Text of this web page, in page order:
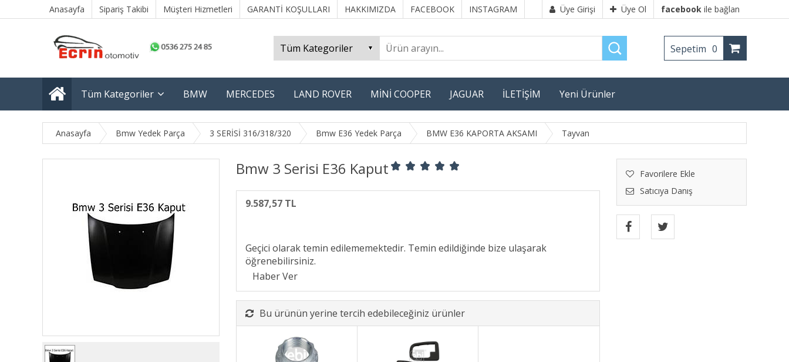
Anasayfa Sipariş Takibi Müşteri Hizmetleri GARANTİ KOŞULLARI HAKKIMIZDA FACEBOOK INSTAGRAM Üye Girişi Üye Ol facebook ile bağlan
Sepetim 0
Tüm Kategoriler BMW MERCEDES LAND ROVER MİNİ COOPER JAGUAR İLETİŞİM Yeni Ürünler
Anasayfa Bmw Yedek Parça 3 SERİSİ 316/318/320 Bmw E36 Yedek Parça BMW E36 KAPORTA AKSAMI Tayvan
Bmw 3 Serisi E36 Kaput
Favorilere Ekle
Satıcıya Danış
9.587,57 TL
Geçici olarak temin edilememektedir. Temin edildiğinde bize ulaşarak
öğrenebilirsiniz.
Bu ürünün yerine tercih edebileceğiniz ürünler